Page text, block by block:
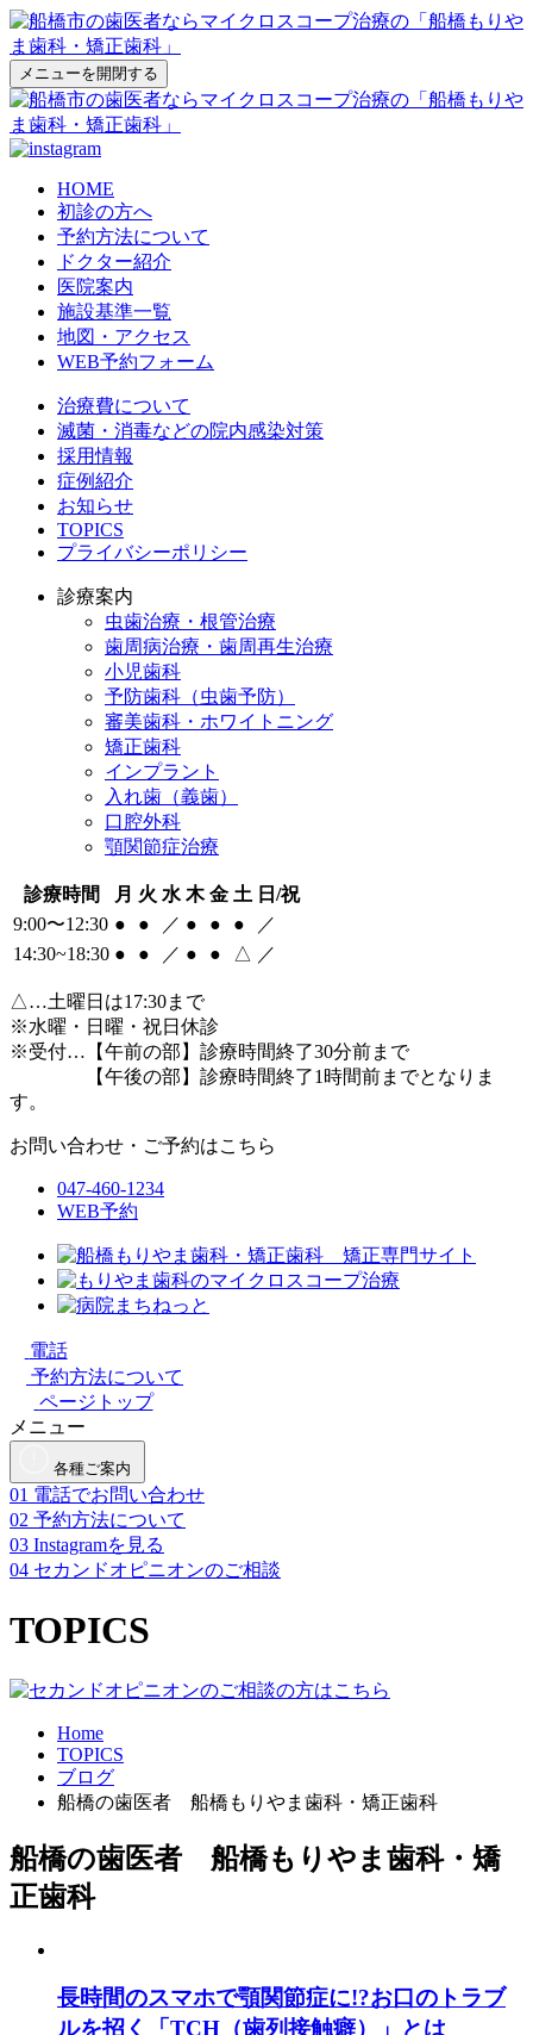
メニューを開閉する
HOME
初診の方へ
予約方法について
ドクター紹介
医院案内
施設基準一覧
地図・アクセス
WEB予約フォーム
治療費について
滅菌・消毒などの院内感染対策
採用情報
症例紹介
お知らせ
TOPICS
プライバシーポリシー
診療案内
虫歯治療・根管治療
歯周病治療・歯周再生治療
小児歯科
予防歯科（虫歯予防）
審美歯科・ホワイトニング
矯正歯科
インプラント
入れ歯（義歯）
口腔外科
顎関節症治療
診療時間 月 火 水 木 金 土 日/祝
9:00〜12:30 ● ● ／ ● ● ●
／
14:30~18:30 ● ● ／ ● ● △ ／
△…土曜日は17:30まで
※水曜・日曜・祝日休診
※受付…【午前の部】診療時間終了30分前まで
【午後の部】診療時間終了1時間前までとなりま
す。
お問い合わせ・ご予約はこちら
047-460-1234
WEB予約
電話
予約方法について
ページトップ
メニュー
各種ご案内
01 電話でお問い合わせ
02 予約方法について
03 Instagramを見る
04 セカンドオピニオンのご相談
TOPICS
Home
TOPICS
ブログ
船橋の歯医者 船橋もりやま歯科・矯正歯科
船橋の歯医者 船橋もりやま歯科・矯
正歯科
長時間のスマホで顎関節症に!?お口のトラブ
ルを招く「TCH（歯列接触癖）」とは